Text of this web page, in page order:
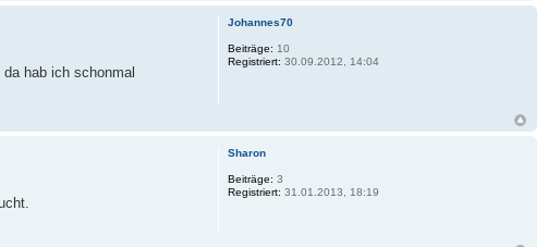
hab ich schonmal
Johannes70
Beiträge: 10
Registriert: 30.09.2012, 14:04
Sharon
Beiträge: 3
Registriert: 31.01.2013, 18:19